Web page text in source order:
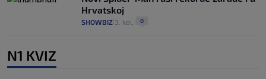
Hrvatskoj
SHOWBIZ 3. kol. 0
N1 KVIZ